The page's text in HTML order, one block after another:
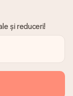
și reduceri!